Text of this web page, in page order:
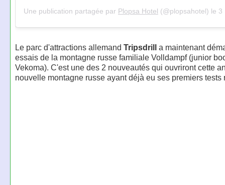
Une publication partagée par Plopsa Hotel (@plopsahotel) le 3
Le parc d'attractions allemand Tripsdrilla maintenant
essais de la montagne russe familiale Volldampf (junior
Vekoma). C'est une des 2 nouveautés qui ouvriront cette
nouvelle montagne russe ayant déjà eu ses premiers tests